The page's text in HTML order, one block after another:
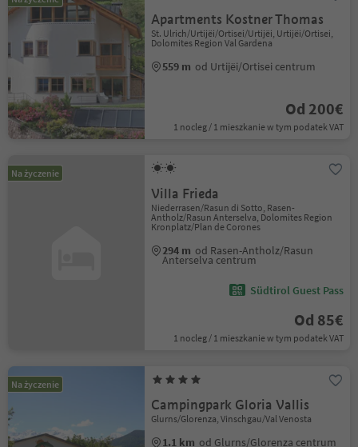
Apartments Kostner Thomas
St. Ulrich/Urtijëi/Ortisei/Urtijëi, Urtijëi/Ortisei,
Dolomites Region Val Gardena
559 m od Urtijëi/Ortisei centrum
Od 200€
1 nocleg / 1 mieszkanie w tym podatek VAT
Na życzenie
Villa Frieda
Niederrasen/Rasun di Sotto, Rasen-
Antholz/Rasun Anterselva, Dolomites Region
Kronplatz/Plan de Corones
294 m od Rasen-Antholz/Rasun
Anterselva centrum
Südtirol Guest Pass
Od 85€
1 nocleg / 1 mieszkanie w tym podatek VAT
Na życzenie
Campingpark Gloria Vallis
Glurns/Glorenza, Vinschgau/Val Venosta
1.1 km od Glurns/Glorenza centrum